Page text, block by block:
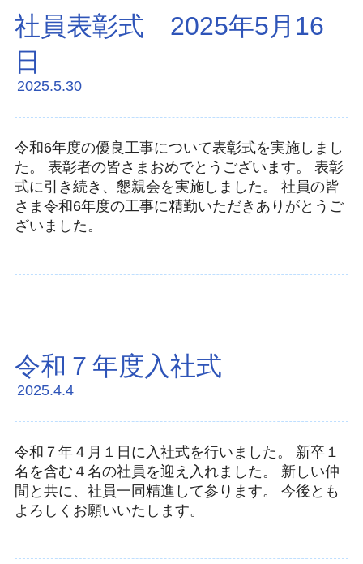
社員表彰式 2025年5月16
日
2025.5.30
令和6年度の優良工事について表彰式を実施しまし
た。 表彰者の皆さまおめでとうございます。 表彰
式に引き続き、懇親会を実施しました。 社員の皆
さま令和6年度の工事に精勤いただきありがとうご
ざいました。
令和７年度入社式
2025.4.4
令和７年４月１日に入社式を行いました。 新卒１
名を含む４名の社員を迎え入れました。 新しい仲
間と共に、社員一同精進して参ります。 今後とも
よろしくお願いいたします。